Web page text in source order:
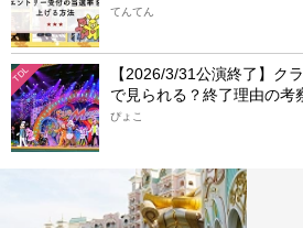
てんてん
TDL
【2026/3/31公演終了】ク
で見られる？終了理由の考
ぴょこ